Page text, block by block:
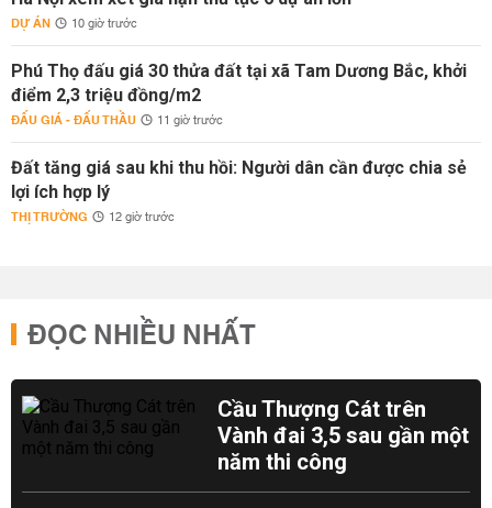
DỰ ÁN 10 giờ trước
Phú Thọ đấu giá 30 thửa đất tại xã Tam Dương Bắc, khởi
điểm 2,3 triệu đồng/m2
ĐẤU GIÁ - ĐẤU THẦU 11 giờ trước
Đất tăng giá sau khi thu hồi: Người dân cần được chia sẻ
lợi ích hợp lý
THỊ TRƯỜNG 12 giờ trước
ĐỌC NHIỀU NHẤT
Cầu Thượng Cát trên
Vành đai 3,5 sau gần một
năm thi công